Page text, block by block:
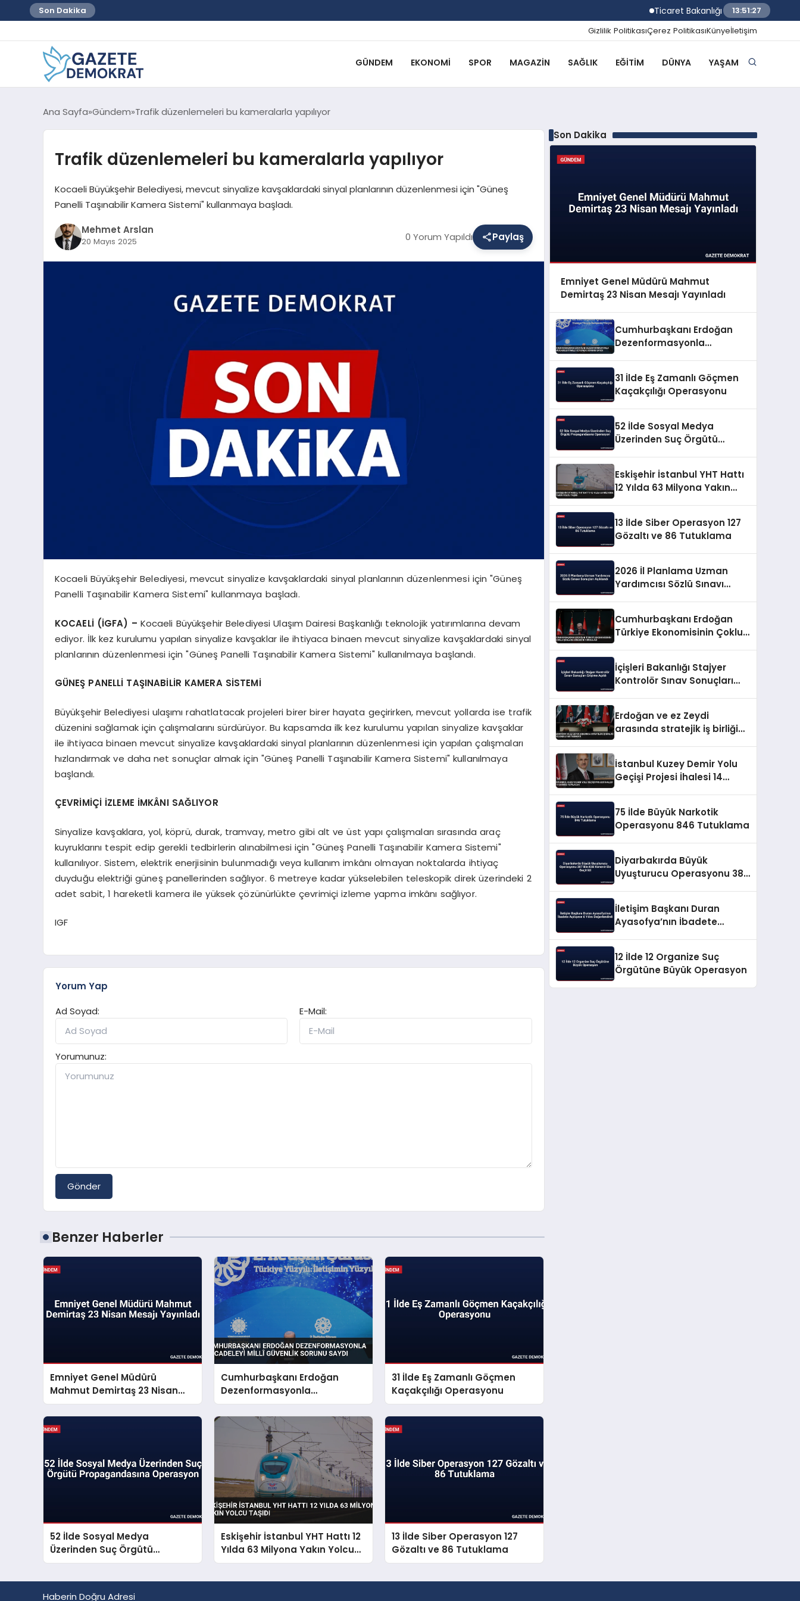
Son Dakika Ticaret Bakanlığı Ekipleri 2026 Yılında
13:51:28
Gizlilik PolitikasıÇerez PolitikasıKünyeİletişim
GÜNDEM EKONOMI SPOR MAGAZIN SAĞLIK EĞITIM DÜNYA YAŞAM
Ana Sayfa Gündem Trafik düzenlemeleri bu kameralarla yapılıyor
Trafik düzenlemeleri bu kameralarla yapılıyor
Kocaeli Büyükşehir Belediyesi, mevcut sinyalize kavşaklardaki sinyal planlarının düzenlenmesi için "Güneş
Panelli Taşınabilir Kamera Sistemi" kullanmaya başladı.
Mehmet Arslan
20 Mayıs 2025 0 Yorum Yapıldı Paylaş
Kocaeli Büyükşehir Belediyesi, mevcut sinyalize kavşaklardaki sinyal planlarının düzenlenmesi için "Güneş
Panelli Taşınabilir Kamera Sistemi" kullanmaya başladı.
KOCAELİ (İGFA) – Kocaeli Büyükşehir Belediyesi Ulaşım Dairesi Başkanlığı teknolojik yatırımlarına devam
ediyor. İlk kez kurulumu yapılan sinyalize kavşaklar ile ihtiyaca binaen mevcut sinyalize kavşaklardaki sinyal
planlarının düzenlenmesi için "Güneş Panelli Taşınabilir Kamera Sistemi" kullanılmaya başlandı.
GÜNEŞ PANELLİ TAŞINABİLİR KAMERA SİSTEMİ
Büyükşehir Belediyesi ulaşımı rahatlatacak projeleri birer birer hayata geçirirken, mevcut yollarda ise trafik
düzenini sağlamak için çalışmalarını sürdürüyor. Bu kapsamda ilk kez kurulumu yapılan sinyalize kavşaklar
ile ihtiyaca binaen mevcut sinyalize kavşaklardaki sinyal planlarının düzenlenmesi için yapılan çalışmaları
hızlandırmak ve daha net sonuçlar almak için "Güneş Panelli Taşınabilir Kamera Sistemi" kullanılmaya
başlandı.
ÇEVRİMİÇİ İZLEME İMKÂNI SAĞLIYOR
Sinyalize kavşaklara, yol, köprü, durak, tramvay, metro gibi alt ve üst yapı çalışmaları sırasında araç
kuyruklarını tespit edip gerekli tedbirlerin alınabilmesi için "Güneş Panelli Taşınabilir Kamera Sistemi"
kullanılıyor. Sistem, elektrik enerjisinin bulunmadığı veya kullanım imkânı olmayan noktalarda ihtiyaç
duyduğu elektriği güneş panellerinden sağlıyor. 6 metreye kadar yükselebilen teleskopik direk üzerindeki 2
adet sabit, 1 hareketli kamera ile yüksek çözünürlükte çevrimiçi izleme yapma imkânı sağlıyor.
IGF
Yorum Yap
Ad Soyad:
E-Mail:
Yorumunuz:
Gönder
Benzer Haberler
Emniyet Genel Müdürü
Mahmut Demirtaş 23 Nisan
Mesajı Yayınladı
Cumhurbaşkanı Erdoğan
Dezenformasyonla
Mücadeleyi Millî Güvenlik
Sorunu Saydı
31 İlde Eş Zamanlı Göçmen
Kaçakçılığı Operasyonu
52 İlde Sosyal Medya
Üzerinden Suç Örgütü
Propagandasına Operasyon
Eskişehir İstanbul YHT Hattı 12
Yılda 63 Milyona Yakın Yolcu
Taşıdı
13 İlde Siber Operasyon 127
Gözaltı ve 86 Tutuklama
Son Dakika
Emniyet Genel Müdürü Mahmut
Demirtaş 23 Nisan Mesajı Yayınladı
Cumhurbaşkanı Erdoğan
Dezenformasyonla
31 İlde Eş Zamanlı Göçmen
Kaçakçılığı Operasyonu
52 İlde Sosyal Medya
Üzerinden Suç Örgütü
Eskişehir İstanbul YHT Hattı
12 Yılda 63 Milyona Yakın
13 İlde Siber Operasyon 127
Gözaltı ve 86 Tutuklama
2026 İl Planlama Uzman
Yardımcısı Sözlü Sınavı
Cumhurbaşkanı Erdoğan
Türkiye Ekonomisinin Çoklu
İçişleri Bakanlığı Stajyer
Kontrolör Sınav Sonuçları
Erdoğan ve ez Zeydi
arasında stratejik iş birliği
İstanbul Kuzey Demir Yolu
Geçişi Projesi İhalesi 14
75 İlde Büyük Narkotik
Operasyonu 846 Tutuklama
Diyarbakırda Büyük
Uyuşturucu Operasyonu 387
İletişim Başkanı Duran
Ayasofya’nın İbadete
12 İlde 12 Organize Suç
Örgütüne Büyük Operasyon
Haberin Doğru Adresi